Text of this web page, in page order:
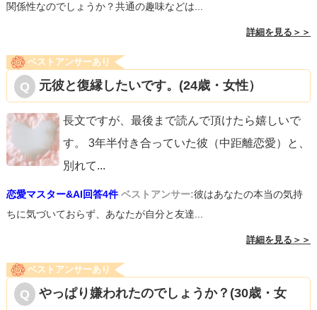
関係性なのでしょうか？共通の趣味などは...
詳細を見る＞＞
ベストアンサーあり
元彼と復縁したいです。(24歳・女性）
長文ですが、最後まで読んで頂けたら嬉しいで
す。 3年半付き合っていた彼（中距離恋愛）と、
別れて...
恋愛マスター&AI回答4件 ベストアンサー:彼はあなたの本当の気持
ちに気づいておらず、あなたが自分と友達...
詳細を見る＞＞
ベストアンサーあり
やっぱり嫌われたのでしょうか？(30歳・女